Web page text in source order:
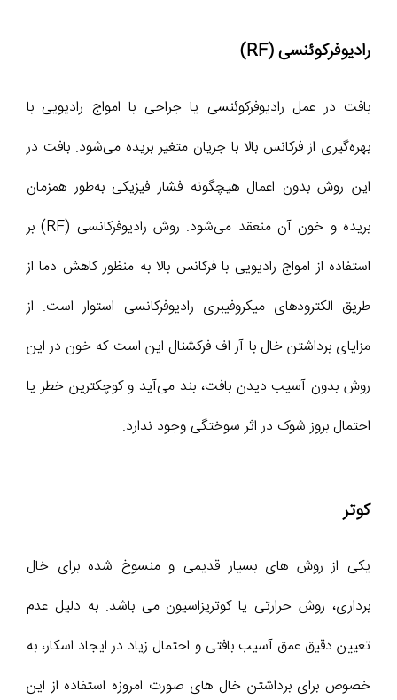
رادیوفرکوئنسی (RF)
بافت در عمل رادیوفرکوئنسی یا جراحی با امواج رادیویی با
بهره‌گیری از فرکانس بالا با جریان متغیر بریده می‌شود. بافت در
این روش بدون اعمال هیچگونه فشار فیزیکی به‌طور همزمان
بریده و خون آن منعقد می‌شود. روش رادیوفرکانسی (RF) بر
استفاده از امواج رادیویی با فرکانس بالا به منظور کاهش دما از
طریق الکترودهای میکروفیبری رادیوفرکانسی استوار است. از
مزایای برداشتن خال با آر اف فرکشنال این است که خون در این
روش بدون آسیب دیدن بافت، بند می‌آید و کوچکترین خطر یا
احتمال بروز شوک در اثر سوختگی وجود ندارد.
کوتر
یکی از روش های بسیار قدیمی و منسوخ شده برای خال
برداری، روش حرارتی یا کوتریزاسیون می باشد. به دلیل عدم
تعیین دقیق عمق آسیب بافتی و احتمال زیاد در ایجاد اسکار، به
خصوص برای برداشتن خال های صورت امروزه استفاده از این